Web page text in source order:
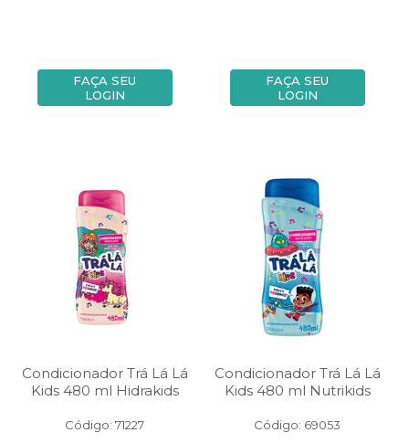
FAÇA SEU
LOGIN
FAÇA SEU
LOGIN
Condicionador Trá Lá Lá
Kids 480 ml Hidrakids
Código: 71227
Condicionador Trá Lá Lá
Kids 480 ml Nutrikids
Código: 69053